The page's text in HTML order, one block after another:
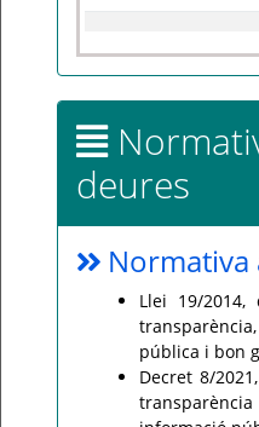
deures
Normativa
Llei 19/
pública i bon
Decret 8/